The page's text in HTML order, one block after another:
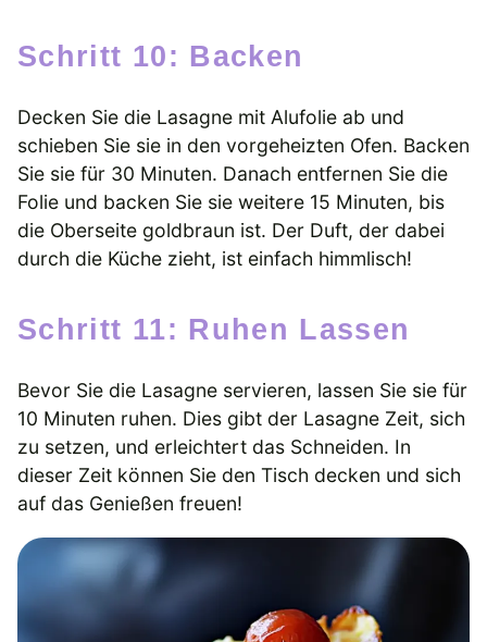
Schritt 10: Backen
Decken Sie die Lasagne mit Alufolie ab und
schieben Sie sie in den vorgeheizten Ofen. Backen
Sie sie für 30 Minuten. Danach entfernen Sie die
Folie und backen Sie sie weitere 15 Minuten, bis
die Oberseite goldbraun ist. Der Duft, der dabei
durch die Küche zieht, ist einfach himmlisch!
Schritt 11: Ruhen Lassen
Bevor Sie die Lasagne servieren, lassen Sie sie für
10 Minuten ruhen. Dies gibt der Lasagne Zeit, sich
zu setzen, und erleichtert das Schneiden. In
dieser Zeit können Sie den Tisch decken und sich
auf das Genießen freuen!